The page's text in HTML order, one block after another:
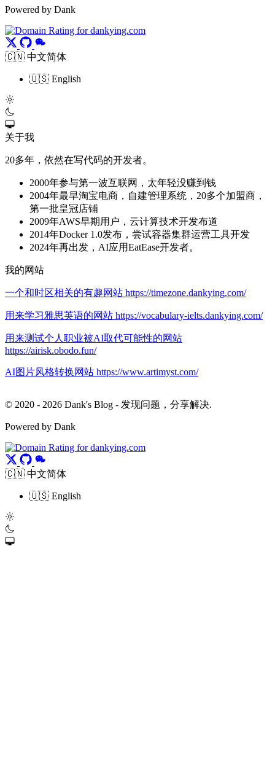
Powered by Dank
🇨🇳 中文简体
🇺🇸 English
关于我
20多年，依然在写代码的开发者。
2000年参与第一波互联网，太年轻没赚到钱
2004年最早淘宝电商，自建管理系统，20多个加盟商，
第一批皇冠店铺
2009年AWS早期用户，云计算技术开发布道
2014年Docker 1.0发布，尝试容器集群运营工具开发
2024年再出发，AI应用EatEase开发者。
我的网站
一个和时区相关的有趣网站 https://timezone.dankying.com/
用来学习雅思英语的网站 https://vocabulary-ielts.dankying.com/
用来测试个人职业被AI取代可能性的网站
https://airisk.obodo.fun/
AI图片风格转换网站 https://www.artimyst.com/
© 2020 - 2026 Dank's Blog - 发现问题，分享解决.
Powered by Dank
🇨🇳 中文简体
🇺🇸 English